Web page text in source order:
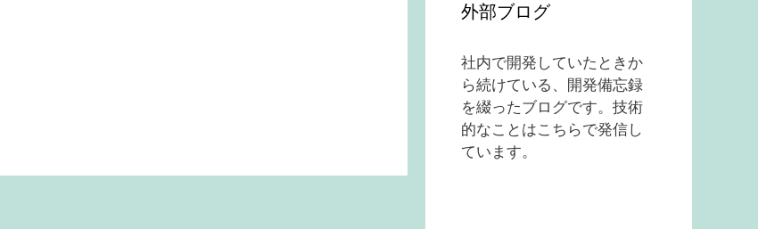
外部ブログ
社内で開発していたときか
ら続けている、開発備忘録
を綴ったブログです。技術
的なことはこちらで発信し
ています。